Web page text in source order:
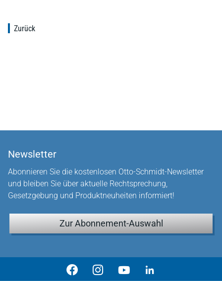
Zurück
Newsletter
Abonnieren Sie die kostenlosen Otto-Schmidt-Newsletter
und bleiben Sie über aktuelle Rechtsprechung,
Gesetzgebung und Produktneuheiten informiert!
Zur Abonnement-Auswahl